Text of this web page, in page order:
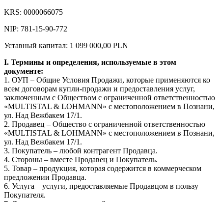
KRS: 0000066075
NIP: 781-15-90-772
Уставный капитал: 1 099 000,00 PLN
I. Термины и определения, используемые в этом
документе:
1. ОУП – Общие Условия Продажи, которые применяются ко
всем договорам купли-продажи и предоставления услуг,
заключенным с Обществом с ограниченной ответственностью
«MULTISTAL & LOHMANN» с местоположением в Познани,
ул. Над Вежбакем 17/1.
2. Продавец – Общество с ограниченной ответственностью
«MULTISTAL & LOHMANN» с местоположением в Познани,
ул. Над Вежбакем 17/1.
3. Покупатель – любой контрагент Продавца.
4. Стороны – вместе Продавец и Покупатель.
5. Товар – продукция, которая содержится в коммерческом
предложении Продавца.
6. Услуга – услуги, предоставляемые Продавцом в пользу
Покупателя.